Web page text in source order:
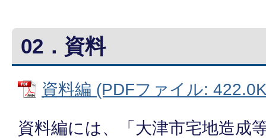
02．資料
資料編 (PDFファイル:
資料編には、「大津市宅地造成